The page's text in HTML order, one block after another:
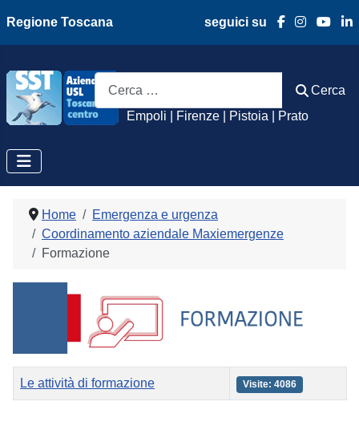
Regione Toscana seguici su
Azienda Usl
Empoli | Firenze | Pistoia | Prato
Cerca
Cerca
Home
Emergenza e urgenza
Coordinamento aziendale Maxiemergenze
Formazione
Titolo Visite
Le attività di formazione Visite: 4086